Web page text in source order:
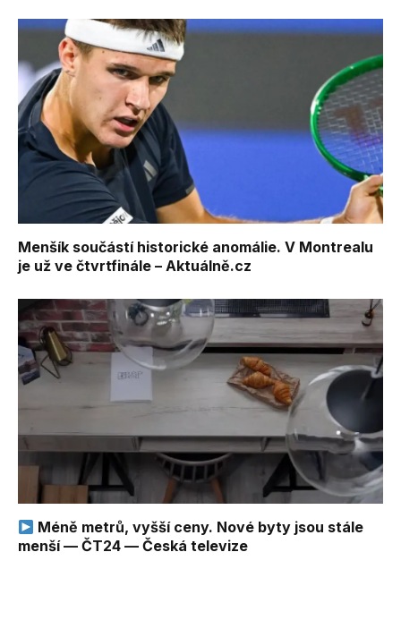
Menšík součástí historické anomálie. V Montrealu
je už ve čtvrtfinále – Aktuálně.cz
Méně metrů, vyšší ceny. Nové byty jsou stále
menší — ČT24 — Česká televize